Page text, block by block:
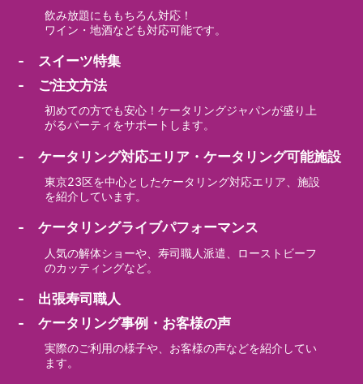
飲み放題にももちろん対応！
ワイン・地酒なども対応可能です。
- スイーツ特集
- ご注文方法
初めての方でも安心！ケータリングジャパンが盛り上
がるパーティをサポートします。
- ケータリング対応エリア・ケータリング可能施設
東京23区を中心としたケータリング対応エリア、施設
を紹介しています。
- ケータリングライブパフォーマンス
人気の解体ショーや、寿司職人派遣、ローストビーフ
のカッティングなど。
- 出張寿司職人
- ケータリング事例・お客様の声
実際のご利用の様子や、お客様の声などを紹介してい
ます。